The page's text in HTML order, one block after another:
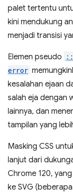
palet tertentu
kini mendukung
menjadi transisi
Elemen pseudo
error
kesalahan ejaan
salah eja dengan
lainnya, dan
tampilan yang
Masking CSS
lanjut dari
Chrome 120,
ke SVG